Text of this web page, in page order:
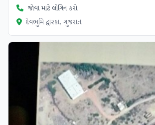
જોવા માટે લોગિન કરો
દેવભુમિ દ્વારકા, ગુજરાત